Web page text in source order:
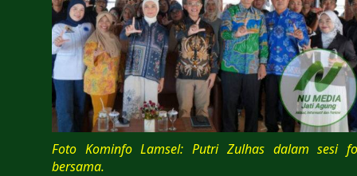
Foto Kominfo Lamsel: Putri Zulhas dalam sesi
bersama.